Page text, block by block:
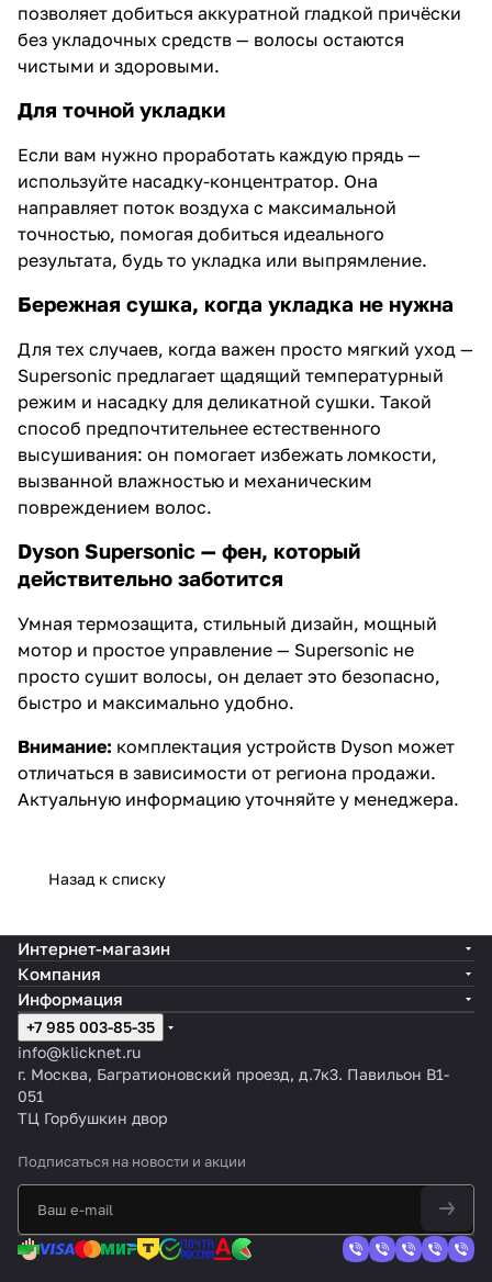
позволяет добиться аккуратной гладкой причёски
без укладочных средств — волосы остаются
чистыми и здоровыми.
Для точной укладки
Если вам нужно проработать каждую прядь —
используйте насадку-концентратор. Она
направляет поток воздуха с максимальной
точностью, помогая добиться идеального
результата, будь то укладка или выпрямление.
Бережная сушка, когда укладка не нужна
Для тех случаев, когда важен просто мягкий уход —
Supersonic предлагает щадящий температурный
режим и насадку для деликатной сушки. Такой
способ предпочтительнее естественного
высушивания: он помогает избежать ломкости,
вызванной влажностью и механическим
повреждением волос.
Dyson Supersonic — фен, который
действительно заботится
Умная термозащита, стильный дизайн, мощный
мотор и простое управление — Supersonic не
просто сушит волосы, он делает это безопасно,
быстро и максимально удобно.
Внимание: комплектация устройств Dyson может
отличаться в зависимости от региона продажи.
Актуальную информацию уточняйте у менеджера.
Назад к списку
Интернет-магазин
Компания
Информация
+7 985 003-85-35
info@klicknet.ru
г. Москва, Багратионовский проезд, д.7к3. Павильон B1-
051
ТЦ Горбушкин двор
Подписаться на новости и акции